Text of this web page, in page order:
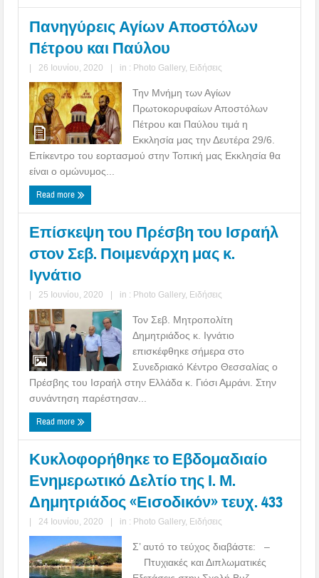
Πανηγύρεις Αγίων Αποστόλων
Πέτρου και Παύλου
| 26 Ιουνίου, 2020 | in : Photo Gallery, Ειδήσεις
Την Μνήμη των Αγίων
Πρωτοκορυφαίων Αποστόλων
Πέτρου και Παύλου τιμά η
Εκκλησία μας την Δευτέρα 29/6.
Επίκεντρο του εορτασμού στην Τοπική μας Εκκλησία θα
είναι ο ομώνυμος...
Read more
Επίσκεψη του Πρέσβη του Ισραήλ
στον Σεβ. Ποιμενάρχη μας κ.
Ιγνάτιο
| 25 Ιουνίου, 2020 | in : Photo Gallery, Ειδήσεις
Τον Σεβ. Μητροπολίτη
Δημητριάδος κ. Ιγνάτιο
επισκέφθηκε σήμερα στο
Συνεδριακό Κέντρο Θεσσαλίας ο
Πρέσβης του Ισραήλ στην Ελλάδα κ. Γιόσι Αμράνι. Στην
συνάντηση παρέστησαν...
Read more
Κυκλοφορήθηκε το Εβδομαδιαίο
Ενημερωτικό Δελτίο της Ι. Μ.
Δημητριάδος «Εισοδικόν» τευχ. 433
| 24 Ιουνίου, 2020 | in : Photo Gallery, Ειδήσεις
Σ’ αυτό το τεύχος διαβάστε: –
Πτυχιακές και Διπλωματικές